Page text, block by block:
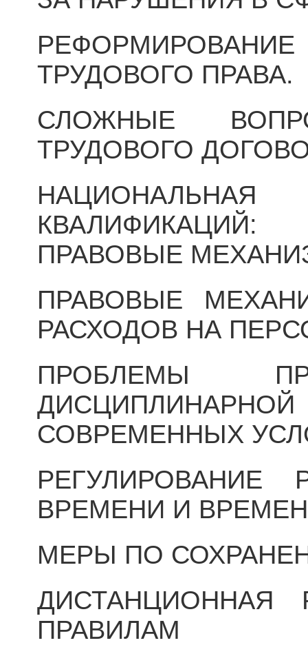
ТРУДОВОГО ПРАВА.
СЛОЖНЫЕ
ТРУДОВОГО
ПРАВОВЫЕ
ПРАВОВЫЕ
РАСХОДОВ НА
ПРОБЛЕМЫ
ДИСЦИПЛИНАРНОЙ
СОВРЕМЕННЫХ
РЕГУЛИРОВАНИЕ
ВРЕМЕНИ И
МЕРЫ ПО
ПРАВИЛАМ